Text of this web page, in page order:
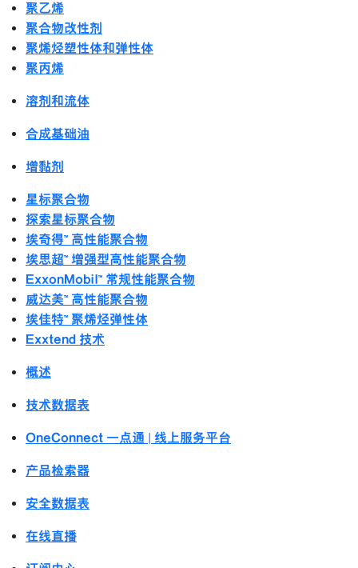
聚乙烯
聚合物改性剂
聚烯烃塑性体和弹性体
聚丙烯
溶剂和流体
合成基础油
增黏剂
星标聚合物
探索星标聚合物
埃奇得™ 高性能聚合物
埃思超™ 增强型高性能聚合物
ExxonMobil™ 常规性能聚合物
威达美™ 高性能聚合物
埃佳特™ 聚烯烃弹性体
Exxtend 技术
概述
技术数据表
OneConnect 一点通 | 线上服务平台
产品检索器
安全数据表
在线直播